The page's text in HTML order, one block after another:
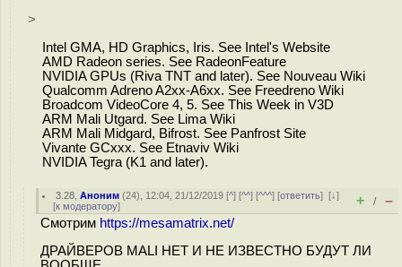
>
Intel GMA, HD Graphics, Iris. See Intel's Website
AMD Radeon series. See RadeonFeature
NVIDIA GPUs (Riva TNT and later). See Nouveau Wiki
Qualcomm Adreno A2xx-A6xx. See Freedreno Wiki
Broadcom VideoCore 4, 5. See This Week in V3D
ARM Mali Utgard. See Lima Wiki
ARM Mali Midgard, Bifrost. See Panfrost Site
Vivante GCxxx. See Etnaviv Wiki
NVIDIA Tegra (K1 and later).
3.28 ,Аноним (24), 12:04, 21/12/2019 [^] [^^] [^^^] [ответить][↓]
[к модератору] + / –
Смотрим https://mesamatrix.net/
ДРАЙВЕРОВ MALI НЕТ И НЕ ИЗВЕСТНО БУДУТ ЛИ